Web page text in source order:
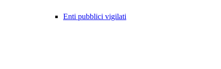
Enti pubblici vigilati